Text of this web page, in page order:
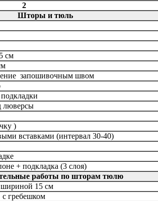
2
Шторы и тюль
см
запошивочным швом
люверсы
)
вставками (интервал 30-40)
+ подкладка (3 слоя)
работы по шторам тюлю
15 см
с гребешком